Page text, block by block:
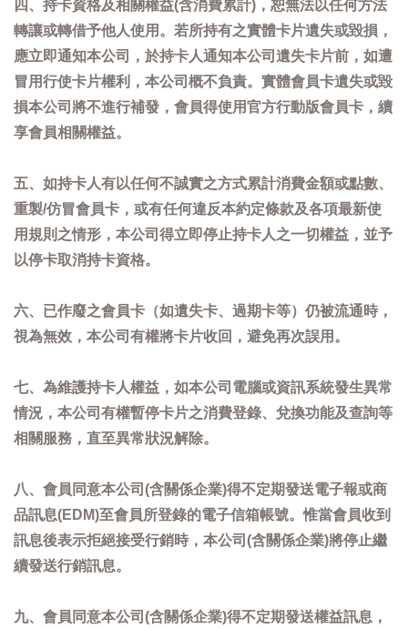
四、持卡資格及相關權益(含消費累計)，恕無法以任何方法
轉讓或轉借予他人使用。若所持有之實體卡片遺失或毀損，
應立即通知本公司，於持卡人通知本公司遺失卡片前，如遭
冒用行使卡片權利，本公司概不負責。實體會員卡遺失或毀
損本公司將不進行補發，會員得使用官方行動版會員卡，續
享會員相關權益。
五、如持卡人有以任何不誠實之方式累計消費金額或點數、
重製/仿冒會員卡，或有任何違反本約定條款及各項最新使
用規則之情形，本公司得立即停止持卡人之一切權益，並予
以停卡取消持卡資格。
六、已作廢之會員卡（如遺失卡、過期卡等）仍被流通時，
視為無效，本公司有權將卡片收回，避免再次誤用。
七、為維護持卡人權益，如本公司電腦或資訊系統發生異常
情況，本公司有權暫停卡片之消費登錄、兌換功能及查詢等
相關服務，直至異常狀況解除。
八、會員同意本公司(含關係企業)得不定期發送電子報或商
品訊息(EDM)至會員所登錄的電子信箱帳號。惟當會員收到
訊息後表示拒絕接受行銷時，本公司(含關係企業)將停止繼
續發送行銷訊息。
九、會員同意本公司(含關係企業)得不定期發送權益訊息，